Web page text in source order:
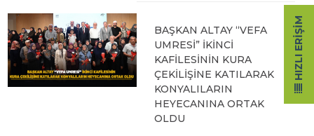
BAŞKAN ALTAY “VEFA
UMRESİ” İKİNCİ
KAFİLESİNİN KURA
ÇEKİLİŞİNE KATILARAK
KONYALILARIN
HEYECANINA ORTAK
OLDU
HIZLI ERIŞIM